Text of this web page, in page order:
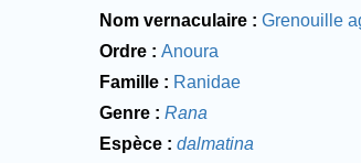
Nom vernaculaire
Grenouille
Ordre
Anoura
Famille
Ranidae
Genre
Rana
Espèce
dalmatina